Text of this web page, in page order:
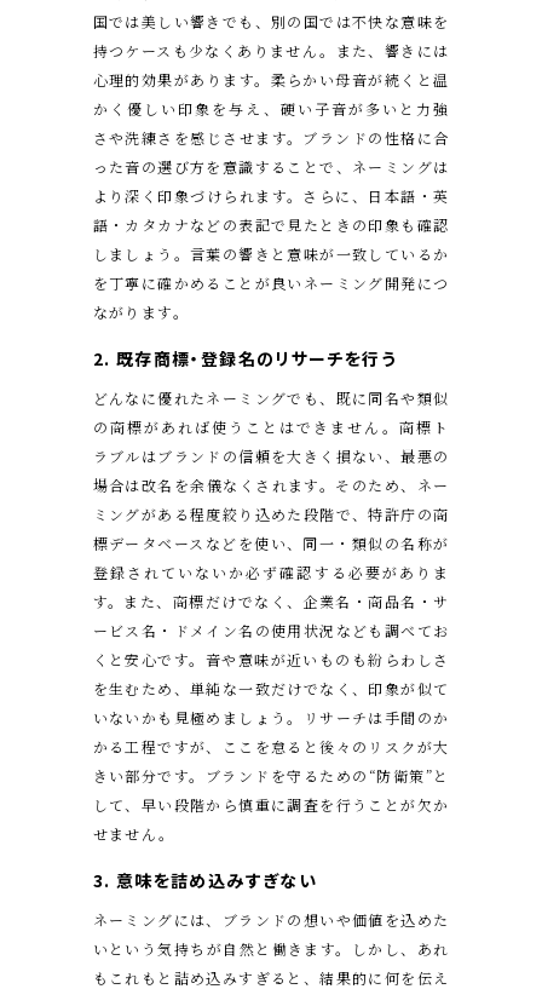
国では美しい響きでも、別の国では不快な意味を
持つケースも少なくありません。また、響きには
心理的効果があります。柔らかい母音が続くと温
かく優しい印象を与え、硬い子音が多いと力強
さや洗練さを感じさせます。ブランドの性格に合
った音の選び方を意識することで、ネーミングは
より深く印象づけられます。さらに、日本語・英
語・カタカナなどの表記で見たときの印象も確認
しましょう。言葉の響きと意味が一致しているか
を丁寧に確かめることが良いネーミング開発につ
ながります。
2. 既存商標・登録名のリサーチを行う
どんなに優れたネーミングでも、既に同名や類似
の商標があれば使うことはできません。商標ト
ラブルはブランドの信頼を大きく損ない、最悪の
場合は改名を余儀なくされます。そのため、ネー
ミングがある程度絞り込めた段階で、特許庁の商
標データベースなどを使い、同一・類似の名称が
登録されていないか必ず確認する必要がありま
す。また、商標だけでなく、企業名・商品名・サ
ービス名・ドメイン名の使用状況なども調べてお
くと安心です。音や意味が近いものも紛らわしさ
を生むため、単純な一致だけでなく、印象が似て
いないかも見極めましょう。リサーチは手間のか
かる工程ですが、ここを怠ると後々のリスクが大
きい部分です。ブランドを守るための“防衛策”と
して、早い段階から慎重に調査を行うことが欠か
せません。
3. 意味を詰め込みすぎない
ネーミングには、ブランドの想いや価値を込めた
いという気持ちが自然と働きます。しかし、あれ
もこれもと詰め込みすぎると、結果的に何を伝え